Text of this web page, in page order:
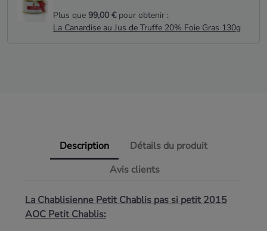
Plus que 99,00 €pour obtenir :
La Canardise au Jus de Truffe 20% Foie Gras 130g
Description
Détails du produit
Avis clients
La Chablisienne Petit Chablis pas si petit 2015
AOC Petit Chablis: